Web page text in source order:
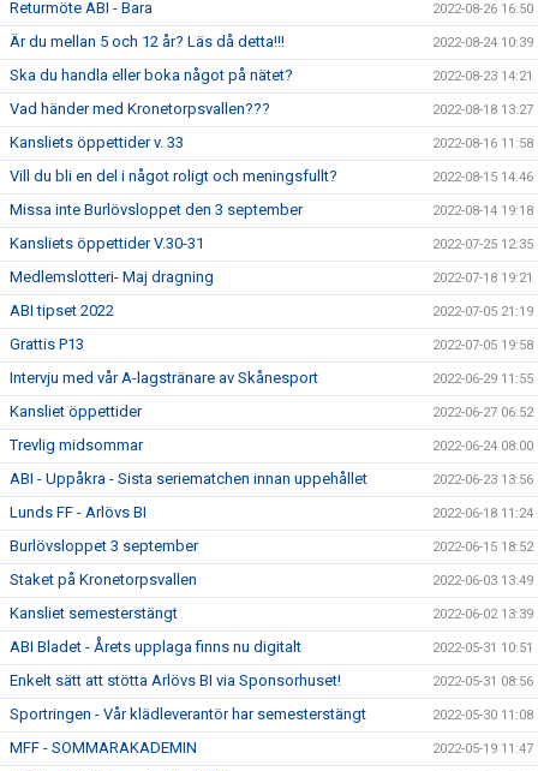
Returmöte ABI - Bara 2022-08-26 16:50
Är du mellan 5 och 12 år? Läs då detta!!! 2022-08-24 10:39
Ska du handla eller boka något på nätet? 2022-08-23 14:21
Vad händer med Kronetorpsvallen??? 2022-08-18 13:27
Kansliets öppettider v. 33 2022-08-16 11:58
Vill du bli en del i något roligt och meningsfullt? 2022-08-15 14:46
Missa inte Burlövsloppet den 3 september 2022-08-14 19:18
Kansliets öppettider V.30-31 2022-07-25 12:35
Medlemslotteri- Maj dragning 2022-07-18 19:21
ABI tipset 2022 2022-07-05 21:19
Grattis P13 2022-07-05 19:58
Intervju med vår A-lagstränare av Skånesport 2022-06-29 11:55
Kansliet öppettider 2022-06-27 06:52
Trevlig midsommar 2022-06-24 08:00
ABI - Uppåkra - Sista seriematchen innan uppehållet 2022-06-23 13:56
Lunds FF - Arlövs BI 2022-06-18 11:24
Burlövsloppet 3 september 2022-06-15 18:52
Staket på Kronetorpsvallen 2022-06-03 13:49
Kansliet semesterstängt 2022-06-02 13:39
ABI Bladet - Årets upplaga finns nu digitalt 2022-05-31 10:51
Enkelt sätt att stötta Arlövs BI via Sponsorhuset! 2022-05-31 08:56
Sportringen - Vår klädleverantör har semesterstängt 2022-05-30 11:08
MFF - SOMMARAKADEMIN 2022-05-19 11:47